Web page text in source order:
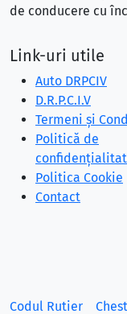
de conducere cu
Link-uri utile
Auto DRPCIV
D.R.P.C.I.V
Termeni și
Politică de
Politica Cookie
Contact
Codul Rutier